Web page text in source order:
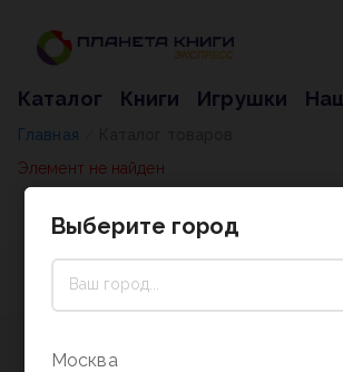
Каталог Книги Игрушки
Главная
Элемент не найден
8
Выберите город
Москва